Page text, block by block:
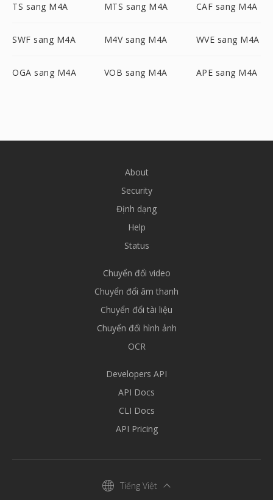
TS sang M4A MTS sang M4A CAF sang M4A
SWF sang M4A M4V sang M4A WVE sang M4A
OGA sang M4A VOB sang M4A APE sang M4A
About
Security
Định dạng
Help
Status
Chuyển đổi video
Chuyển đổi âm thanh
Chuyển đổi tài liệu
Chuyển đổi hình ảnh
OCR
Developers API
API Docs
CLI Docs
API Pricing
Tiếng Việt